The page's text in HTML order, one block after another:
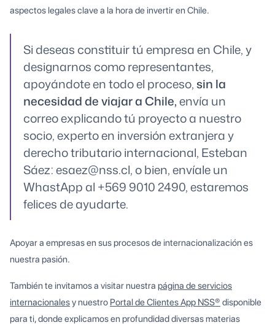
aspectos legales clave a la hora de invertir en Chile.
Si deseas constituir tú empresa en Chile, y
designarnos como representantes,
apoyándote en todo el proceso,sin la
necesidad de viajar a Chile,envía un
correo explicando tú proyecto a nuestro
socio, experto en inversión extranjera y
derecho tributario internacional, Esteban
Sáez: esaez@nss.cl, o bien, envíale un
WhastApp al +569 9010 2490, estaremos
felices de ayudarte.
Apoyar a empresas en sus procesos de internacionalización es
nuestra pasión.
También te invitamos a visitar nuestra página de servicios
internacionalesy nuestro Portal de Clientes App NSS® disponible
para ti, donde explicamos en profundidad diversas materias